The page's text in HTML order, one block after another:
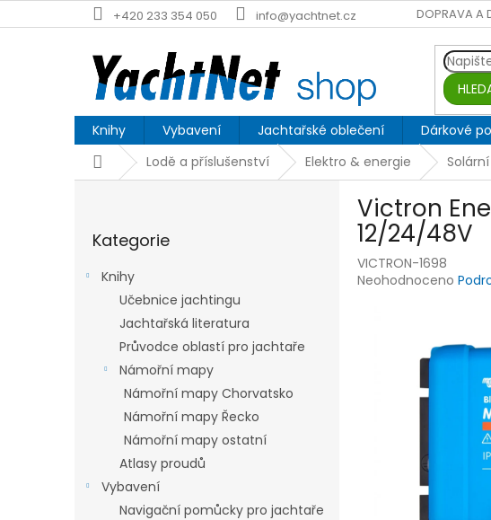
na
+420 233 354 050 info@yachtnet.cz DOPRAVA A
Knihy Vybavení Jachtařské oblečení Dárkové
DomůLodě a příslušenství Elektro & energie
kategorie
Kategorie
Knihy
Učebnice jachtingu
Jachtařská literatura
Průvodce oblastí pro jachtaře
Námořní mapy
Námořní mapy Chorvatsko
Námořní mapy Řecko
Námořní mapy ostatní
Atlasy proudů
Vybavení
Navigační pomůcky pro jachtaře
Victron
12/24/48V
VICTRON-1698
Průměrné
hvězdiček.
Neohodnoceno